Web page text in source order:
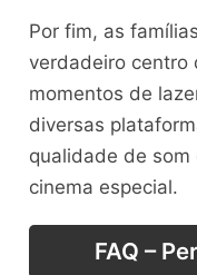
Por fim, as
verdadeiro centro
momentos de
diversas
qualidade de
cinema especial.
FAQ –